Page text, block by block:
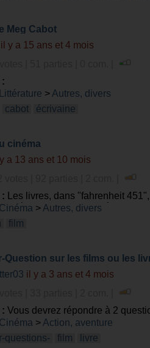
Meg Cabot
il y a 15 ans et 4 mois
Littérature > Autres, divers
cabot écrivaine
cinéma
a 13 ans et 10 mois
Les livres, dans "fahrenheit
époque du tout numérique,
qu'ils ont existé. Serez-c
Cinéma > Autres, divers
film
Question sur les films ou les
il y a 3 ans et 4 mois
Vous devrez répondre à 2
Cinéma > Action, aventure
questions- film livre